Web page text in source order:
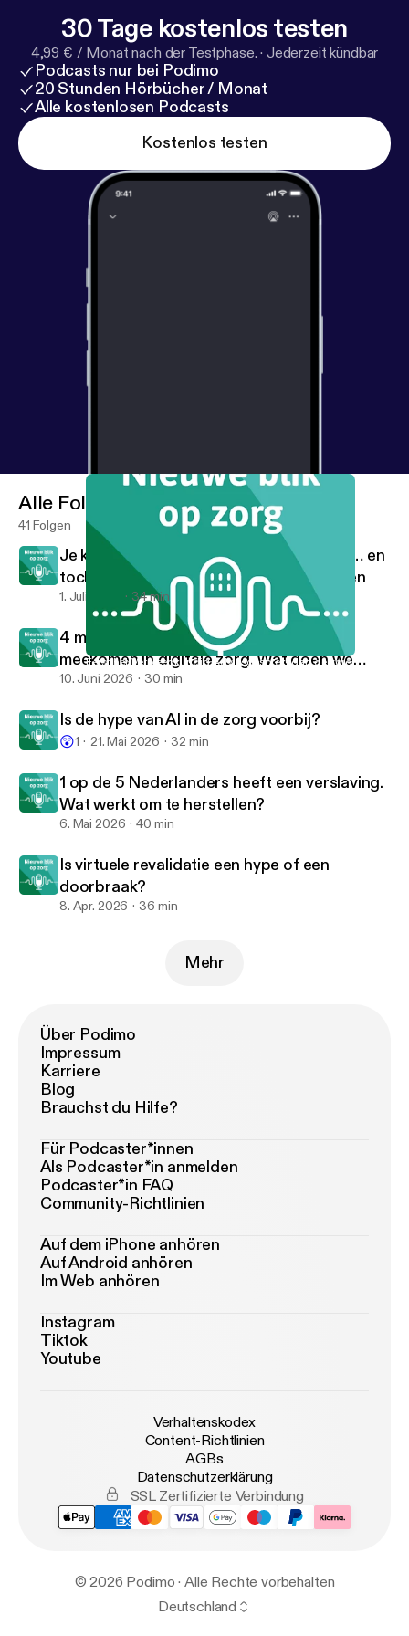
30 Tage kostenlos testen
4,99 € / Monat nach der Testphase. · Jederzeit kündbar
Podcasts nur bei Podimo
20 Stunden Hörbücher / Monat
Alle kostenlosen Podcasts
Kostenlos testen
Eerst het Verpleegkundig Adviesgesprek, dan de zorg.
Nieuwe blik op zorg
Alle Folgen
41 Folgen
Je krijgt alles uitgelegd in het ziekenhuis… en
toch weet je daarna niet wat je moet doen
1. Juli 2026 34 min
4 miljoen Nederlanders kunnen niet
meekomen in digitale zorg. Wat doen we
daaraan?
10. Juni 2026 30 min
Is de hype van AI in de zorg voorbij?
😲1 21. Mai 2026 32 min
1 op de 5 Nederlanders heeft een verslaving.
Wat werkt om te herstellen?
6. Mai 2026 40 min
Is virtuele revalidatie een hype of een
doorbraak?
8. Apr. 2026 36 min
Mehr
Über Podimo
Impressum
Karriere
Blog
Brauchst du Hilfe?
Für Podcaster*innen
Als Podcaster*in anmelden
Podcaster*in FAQ
Community-Richtlinien
Auf dem iPhone anhören
Auf Android anhören
Im Web anhören
Instagram
Tiktok
Youtube
Verhaltenskodex
Content-Richtlinien
AGBs
Datenschutzerklärung
SSL Zertifizierte Verbindung
© 2026 Podimo · Alle Rechte vorbehalten
Deutschland